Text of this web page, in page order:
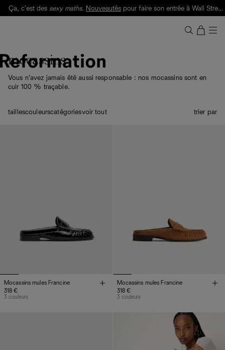
Ça, c'est dessexy maths.Nouveautéspour faire son entrée à Wall Street.
mocassins
Vous n’avez jamais été aussi responsable : nos mocassins sont en
cuir 100 % traçable.
taillescouleurscatégoriesvoir tout trier par
Mocassins mules Francine
318 €
3 couleurs
Mocassins mules Francine
318 €
3 couleurs